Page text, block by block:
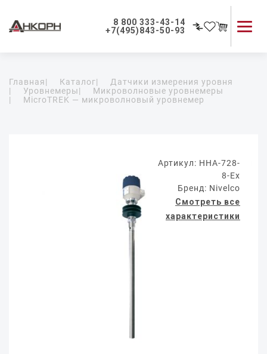
8 800 333-43-14
+7(495)843-50-93
Применение приборов
Как мы работаем
Главная| Каталог|
Датчики измерения уровня
|
Уровнемеры|
Микроволновые уровнемеры
|
MicroTREK — микроволновый уровнемер
Артикул: HHA-728-
8-Ex
Бренд: Nivelco
Смотреть все
характеристики